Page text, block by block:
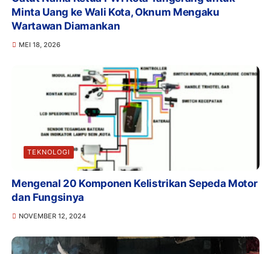
Minta Uang ke Wali Kota, Oknum Mengaku
Wartawan Diamankan
MEI 18, 2026
TEKNOLOGI
Mengenal 20 Komponen Kelistrikan Sepeda Motor
dan Fungsinya
NOVEMBER 12, 2024